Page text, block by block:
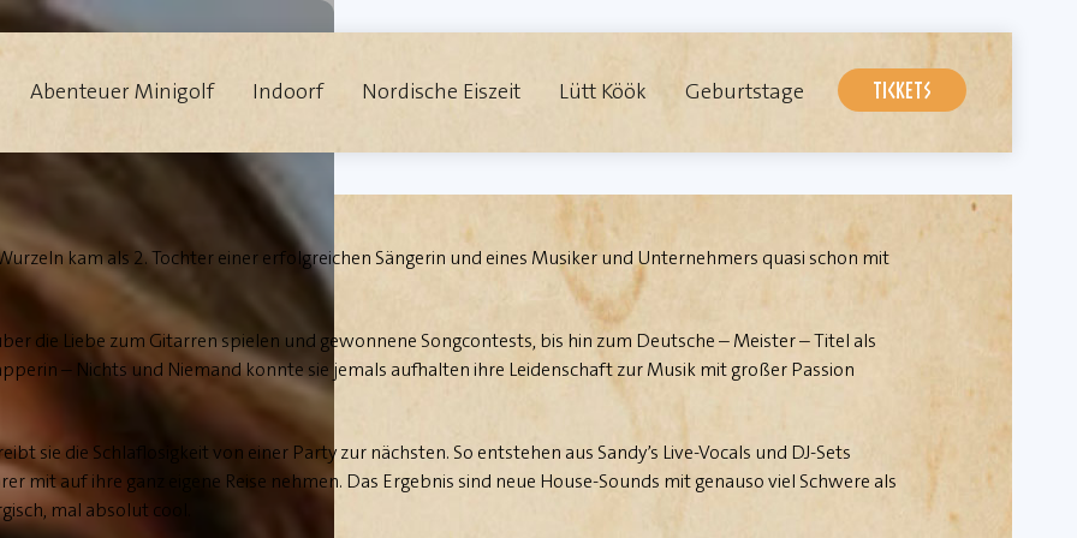
Abenteuer Minigolf Indoorf Nordische Eiszeit Lütt Köök Geburtstage TICKETS
kam als 2. Tochter einer erfolgreichen Sängerin und eines Musiker und Unternehmers quasi schon mit
die Liebe zum Gitarren spielen und gewonnene Songcontests, bis hin zum Deutsche – Meister – Titel als
– Nichts und Niemand konnte sie jemals aufhalten ihre Leidenschaft zur Musik mit großer Passion
sie die Schlaflosigkeit von einer Party zur nächsten. So entstehen aus Sandy’s Live-Vocals und DJ-Sets
mit auf ihre ganz eigene Reise nehmen. Das Ergebnis sind neue House-Sounds mit genauso viel Schwere als
mal absolut cool.